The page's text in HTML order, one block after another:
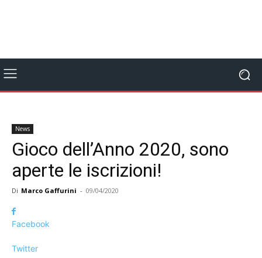
News
Gioco dell’Anno 2020, sono
aperte le iscrizioni!
Di Marco Gaffurini - 09/04/2020
Facebook
Twitter